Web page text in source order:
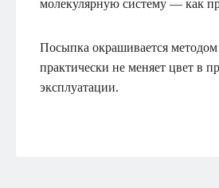
молекулярную систему — как
Посыпка окрашивается
практически не меняет цвет в
эксплуатации.